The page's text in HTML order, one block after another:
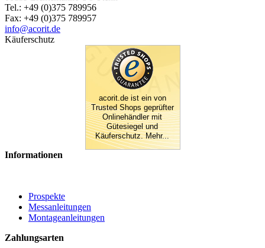
Tel.: +49 (0)375 789956
Fax: +49 (0)375 789957
info@acorit.de
Käuferschutz
acorit.de ist ein von
Trusted Shops geprüfter
Onlinehändler mit
Gütesiegel und
Käuferschutz. Mehr...
Informationen
Prospekte
Messanleitungen
Montageanleitungen
Zahlungsarten